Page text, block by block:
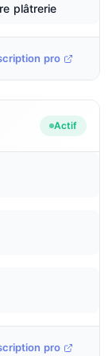
plâtrerie
pro
Actif
pro